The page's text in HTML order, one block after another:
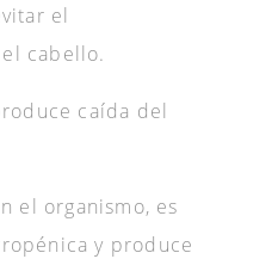
el
cabello.
caída del
el organismo, es
y produce